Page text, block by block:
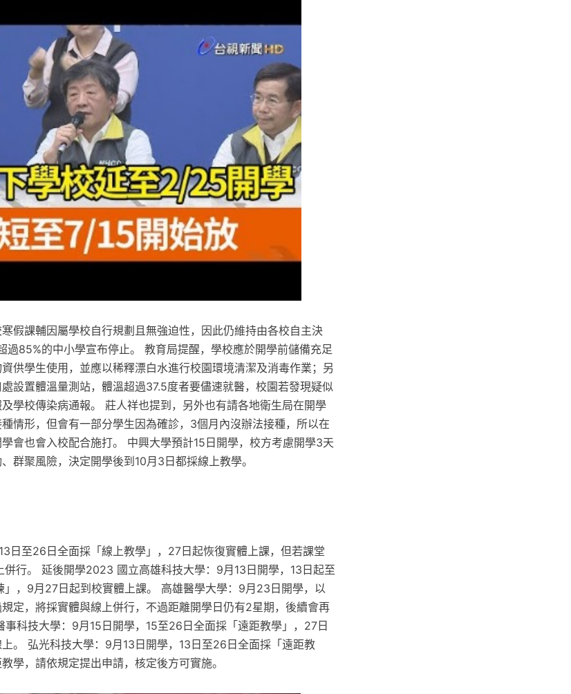
假課輔因屬學校自行規劃且無強迫性，因此仍維持由各校自主決
過85%的中小學宣布停止。 教育局提醒，學校應於開學前儲備充足
供學生使用，並應以稀釋漂白水進行校園環境清潔及消毒作業；另
設置體溫量測站，體溫超過37.5度者要儘速就醫，校園若發現疑似
學校傳染病通報。 莊人祥也提到，另外也有請各地衛生局在開學
情形，但會有一部分學生因為確診，3個月內沒辦法接種，所以在
會也會入校配合施打。 中興大學預計15日開學，校方考慮開學3天
群聚風險，決定開學後到10月3日都採線上教學。
日至26日全面採「線上教學」，27日起恢復實體上課，但若課堂
行。 延後開學2023 國立高雄科技大學：9月13日開學，13日起至
，9月27日起到校實體上課。 高雄醫學大學：9月23日開學，以
定，將採實體與線上併行，不過距離開學日仍有2星期，後續會再
科技大學：9月15日開學，15至26日全面採「遠距教學」，27日
。 弘光科技大學：9月13日開學，13日至26日全面採「遠距教
學，請依規定提出申請，核定後方可實施。